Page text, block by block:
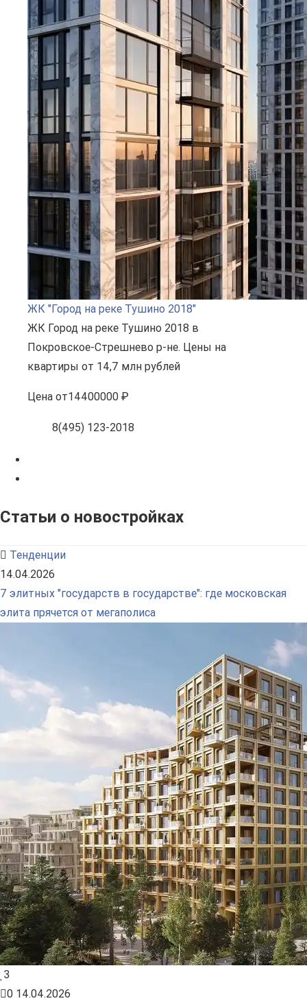
ЖК "Город на реке Тушино 2018"
ЖК Город на реке Тушино 2018 в
Покровское-Стрешнево р-не. Цены на
квартиры от 14,7 млн рублей
Цена от14400000 ₽
8(495) 123-2018
Статьи о новостройках
Тенденции
14.04.2026
7 элитных "государств в государстве": где московская
элита прячется от мегаполиса
3
0 14.04.2026